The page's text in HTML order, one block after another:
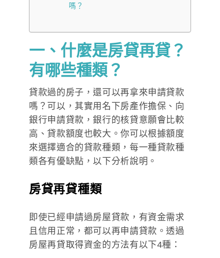
嗎？
一、什麼是房貸再貸？
有哪些種類？
貸款過的房子，還可以再拿來申請貸款
嗎？可以，其實用名下房產作擔保、向
銀行申請貸款，銀行的核貸意願會比較
高、貸款額度也較大。你可以根據額度
來選擇適合的貸款種類，每一種貸款種
類各有優缺點，以下分析說明。
房貸再貸種類
即使已經申請過房屋貸款，有資金需求
且信用正常，都可以再申請貸款。透過
房屋再貸取得資金的方法有以下4種：